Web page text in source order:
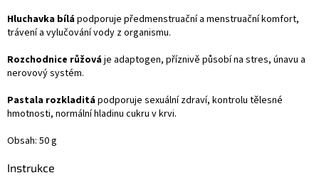
Hluchavka bílápodporuje předmenstruační a menstruační komfort,
trávení a vylučování vody z organismu.
Rozchodnice růžováje adaptogen, příznivě působí na stres, únavu a
nerovový systém.
Pastala rozkladitápodporuje sexuální zdraví, kontrolu tělesné
hmotnosti, normální hladinu cukru v krvi.
Obsah: 50 g
Instrukce